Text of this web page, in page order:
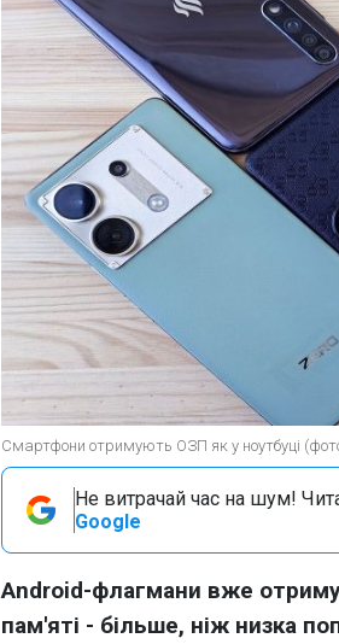
Смартфони отримують ОЗП як у ноутбуці
Не витрачай час на шум!
Google
Android-флагмани вже
пам'яті - більше, ніж низка